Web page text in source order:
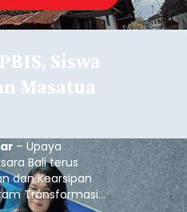
Siswa
Masatua
– Upaya
Bali terus
dan Kearsipan
Transformasi